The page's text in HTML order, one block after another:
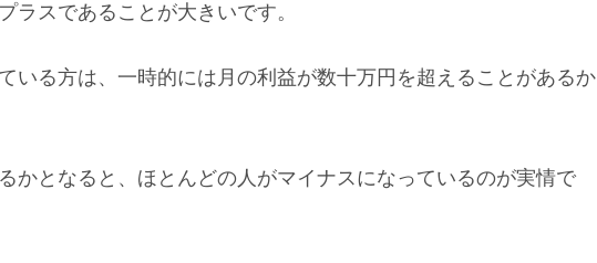
ラスであることが大きいです。
いる方は、一時的には月の利益が数十万円を超えることがあるか
かとなると、ほとんどの人がマイナスになっているのが実情で